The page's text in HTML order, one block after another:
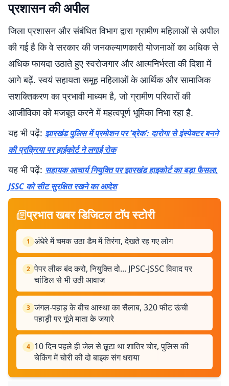
प्रशासन की अपील
जिला प्रशासन और संबंधित विभाग द्वारा ग्रामीण महिलाओं से अपील
की गई है कि वे सरकार की जनकल्याणकारी योजनाओं का अधिक से
अधिक फायदा उठाते हुए स्वरोजगार और आत्मनिर्भरता की दिशा में
आगे बढ़ें. स्वयं सहायता समूह महिलाओं के आर्थिक और सामाजिक
सशक्तिकरण का प्रभावी माध्यम है, जो ग्रामीण परिवारों की
आजीविका को मजबूत करने में महत्वपूर्ण भूमिका निभा रहा है.
यह भी पढ़ें: झारखंड पुलिस में प्रमोशन पर ‘ब्रेक’: दारोगा से इंस्पेक्टर बनने
की प्रक्रिया पर हाईकोर्ट ने लगाई रोक
यह भी पढ़ें: सहायक आचार्य नियुक्ति पर झारखंड हाइकोर्ट का बड़ा फैसला,
JSSC को सीट सुरक्षित रखने का आदेश
प्रभात खबर डिजिटल टॉप स्टोरी
1 अंधेरे में चमक उठा डैम में तिरंगा, देखते रह गए लोग
2 पेपर लीक बंद करो, नियुक्ति दो... JPSC-JSSC विवाद पर
चांडिल से भी उठी आवाज
3 जंगल-पहाड़ के बीच आस्था का सैलाब, 320 फीट ऊंची
पहाड़ी पर गूंजे माता के जयारे
4 10 दिन पहले ही जेल से छूटा था शातिर चोर, पुलिस की
चेकिंग में चोरी की दो बाइक संग धराया